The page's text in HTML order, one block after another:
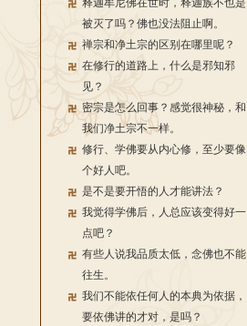
释迦牟尼佛在世时，释迦族不也是
被灭了吗？佛也没法阻止啊。
禅宗和净土宗的区别在哪里呢？
在修行的道路上，什么是邪知邪
见？
密宗是怎么回事？感觉很神秘，和
我们净土宗不一样。
修行、学佛要从内心修，至少要像
个好人吧。
是不是要开悟的人才能讲法？
我觉得学佛后，人总应该变得好一
点吧？
有些人说我品质太低，念佛也不能
往生。
我们不能依任何人的本典为依据，
要依佛讲的才对，是吗？